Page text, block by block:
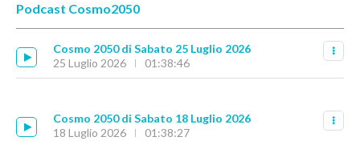
Podcast Cosmo2050
Cosmo 2050 di Sabato 25 Luglio 2026
25 Luglio 2026
01:38:46
Cosmo 2050 di Sabato 18 Luglio 2026
18 Luglio 2026
01:38:27